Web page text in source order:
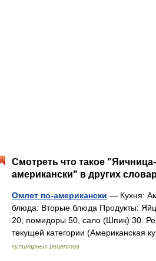
Смотреть что такое
американски" в других
Омлет по-американски — Кухня:
блюда: Вторые блюда Продукты:
20, помидоры 50, сало (Шпик) 30.
текущей категории (Американская
кулинарных рецептов